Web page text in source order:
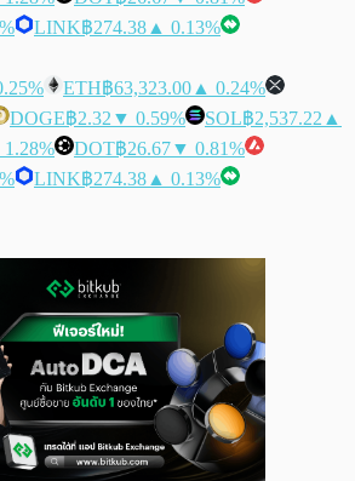
LINK฿274.38 ▲ 0.13%
ETH฿63,323.00 ▲ 0.24%
DOGE฿2.32 ▼ 0.59% SOL฿2,537.22 ▲
DOT฿26.67▼ 0.81%
LINK฿274.38 ▲ 0.13%